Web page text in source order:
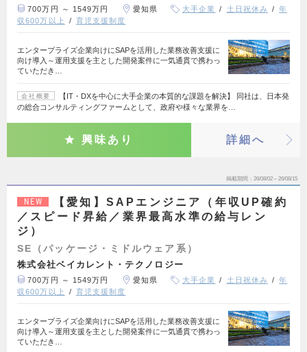
700万円 ～ 1549万円 愛知県 大手企業 土日祝休み
年
収600万以上
育児支援制度
エンタープライズ企業向けにSAPを活用した業務改善支援に
向け導入～運用支援を主とした開発案件に一気通貫で携わっ
ていただき…
会社概要
【IT・DXを中心に大手企業の本質的な課題を解決】 同社は、日本発
の総合コンサルティングファームとして、政府や様々な業界を…
興味あり 詳細へ
掲載期間 26/08/02～26/08/15
NEW
【愛知】SAPエンジニア（年収UP確約
／スピード昇給／業界最高水準の給与レン
ジ）
SE（パッケージ・ミドルウェア系）
株式会社ベイカレント・テクノロジー
700万円 ～ 1549万円 愛知県 大手企業 土日祝休み
年
収600万以上
育児支援制度
エンタープライズ企業向けにSAPを活用した業務改善支援に
向け導入～運用支援を主とした開発案件に一気通貫で携わっ
ていただき…